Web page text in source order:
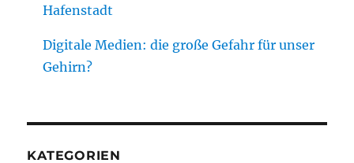
Hafenstadt
Digitale Medien: die große Gefahr für unser
Gehirn?
KATEGORIEN